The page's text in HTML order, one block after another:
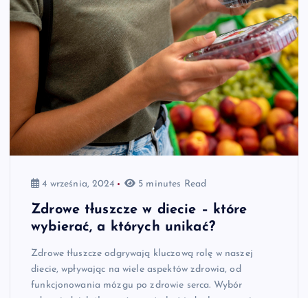
4 września, 2024 5 minutes Read
Zdrowe tłuszcze w diecie – które
wybierać, a których unikać?
Zdrowe tłuszcze odgrywają kluczową rolę w naszej
diecie, wpływając na wiele aspektów zdrowia, od
funkcjonowania mózgu po zdrowie serca. Wybór